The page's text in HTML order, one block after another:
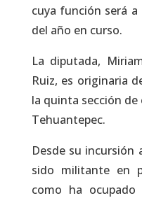
cuya función será
del año en curso.
La diputada,
Ruiz, es originaria
la quinta sección
Tehuantepec.
Desde su incursión
sido militante en
como ha ocupado